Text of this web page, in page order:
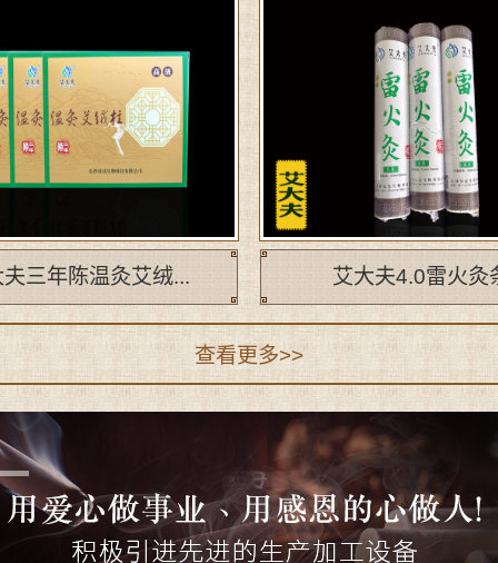
三年陈温灸艾绒... 艾大夫4.0雷火灸
查看更多>>